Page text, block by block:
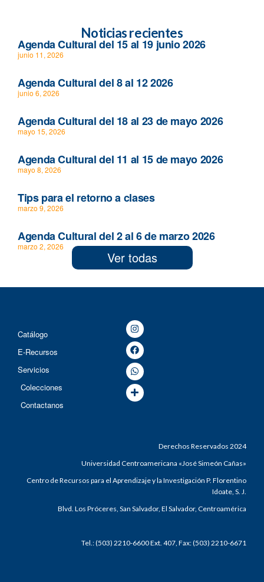
Noticias recientes
Agenda Cultural del 15 al 19 junio 2026
junio 11, 2026
Agenda Cultural del 8 al 12 2026
junio 6, 2026
Agenda Cultural del 18 al 23 de mayo 2026
mayo 15, 2026
Agenda Cultural del 11 al 15 de mayo 2026
mayo 8, 2026
Tips para el retorno a clases
marzo 9, 2026
Agenda Cultural del 2 al 6 de marzo 2026
marzo 2, 2026
Ver todas
Catálogo
E-Recursos
Servicios
Colecciones
Contactanos
Derechos Reservados 2024
Universidad Centroamericana «José Simeón Cañas»
Centro de Recursos para el Aprendizaje y la Investigación P. Florentino
Idoate, S. J.
Blvd. Los Próceres, San Salvador, El Salvador, Centroamérica
Tel.: (503) 2210-6600 Ext. 407, Fax: (503) 2210-6671